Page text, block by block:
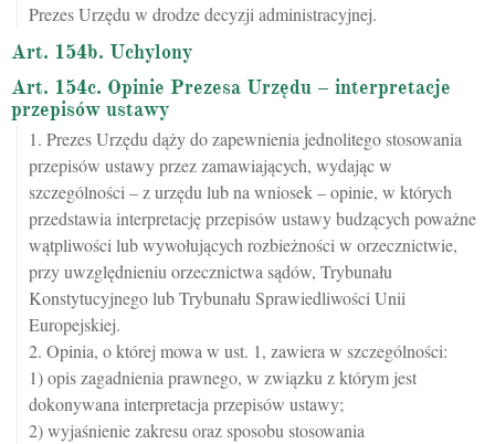
Prezes Urzędu w drodze decyzji administracyjnej.
Art. 154b. Uchylony
Art. 154c. Opinie Prezesa Urzędu – interpretacje
przepisów ustawy
1. Prezes Urzędu dąży do zapewnienia jednolitego stosowania
przepisów ustawy przez zamawiających, wydając w
szczególności – z urzędu lub na wniosek – opinie, w których
przedstawia interpretację przepisów ustawy budzących poważne
wątpliwości lub wywołujących rozbieżności w orzecznictwie,
przy uwzględnieniu orzecznictwa sądów, Trybunału
Konstytucyjnego lub Trybunału Sprawiedliwości Unii
Europejskiej.
2. Opinia, o której mowa w ust. 1, zawiera w szczególności:
1) opis zagadnienia prawnego, w związku z którym jest
dokonywana interpretacja przepisów ustawy;
2) wyjaśnienie zakresu oraz sposobu stosowania